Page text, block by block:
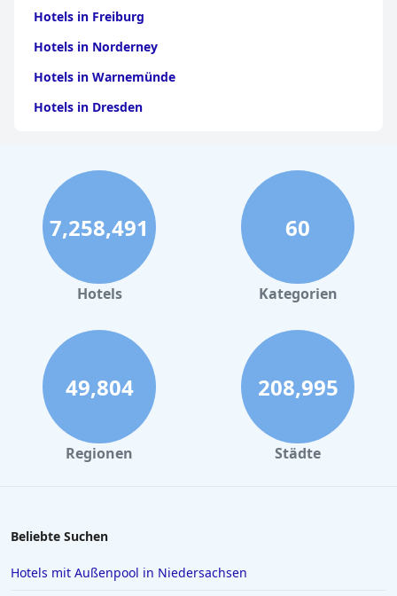
macht.
Hotels in Freiburg
Hotels in Norderney
Hotels in Warnemünde
Hotels in Dresden
Hotels in Stuttgart
Hotels in Leipzig
Hotels in Bamberg
Hotels in Nürnberg
Hotels in Büsum
Hotels im Allgäu
Hotels in Oberhausen
Hotels in Marsa Alam
Hotels in Darmstadt
Hotels in Sölden
7,258,491
Hotels
60
Kategorien
49,804
Regionen
208,995
Städte
Beliebte Suchen
Hotels mit Außenpool in Niedersachsen